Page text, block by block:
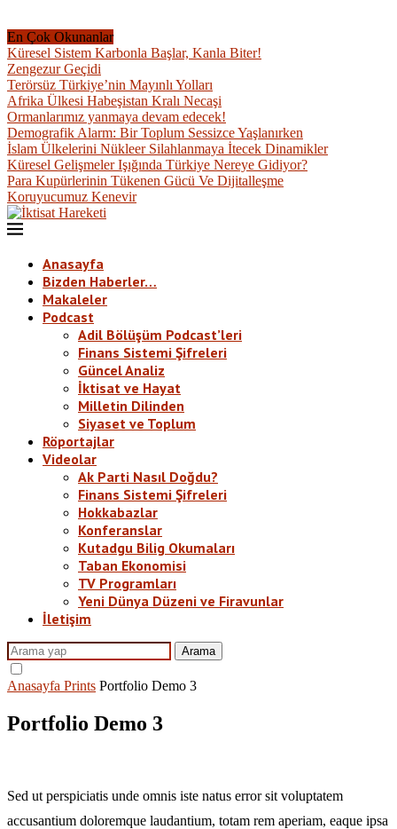
En Çok Okunanlar
Küresel Sistem Karbonla Başlar, Kanla Biter!
Zengezur Geçidi
Terörsüz Türkiye’nin Mayınlı Yolları
Afrika Ülkesi Habeşistan Kralı Necaşi
Ormanlarımız yanmaya devam edecek!
Demografik Alarm: Bir Toplum Sessizce Yaşlanırken
İslam Ülkelerini Nükleer Silahlanmaya İtecek Dinamikler
Küresel Gelişmeler Işığında Türkiye Nereye Gidiyor?
Para Kupürlerinin Tükenen Gücü Ve Dijitalleşme
Koruyucumuz Kenevir
Anasayfa
Bizden Haberler…
Makaleler
Podcast
Adil Bölüşüm Podcast’leri
Finans Sistemi Şifreleri
Güncel Analiz
İktisat ve Hayat
Milletin Dilinden
Siyaset ve Toplum
Röportajlar
Videolar
Ak Parti Nasıl Doğdu?
Finans Sistemi Şifreleri
Hokkabazlar
Konferanslar
Kutadgu Bilig Okumaları
Taban Ekonomisi
TV Programları
Yeni Dünya Düzeni ve Firavunlar
İletişim
Arama
Anasayfa Prints Portfolio Demo 3
Portfolio Demo 3
Sed ut perspiciatis unde omnis iste natus error sit voluptatem
accusantium doloremque laudantium, totam rem aperiam, eaque ipsa